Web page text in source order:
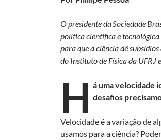
to
d
o
n
e
b
o
o
at
s
A
p
O presidente da Sociedade
política científica e tecnológica
para que a ciência dê
do Instituto de Física da UFRJ
H á uma velocidade
desafios
Velocidade é a variação de
usamos para a ciência?